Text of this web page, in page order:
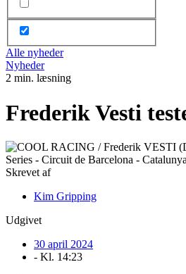
Alle nyheder
Nyheder
2 min. læsning
Frederik Vesti
Skrevet af
Kim Gripping
Udgivet
30 april 2024
- Kl. 14:23